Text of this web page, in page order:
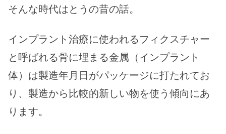
そんな時代はとうの昔の話。
インプラント治療に使われるフィクスチャー
と呼ばれる骨に埋まる金属（インプラント
体）は製造年月日がパッケージに打たれてお
り、製造から比較的新しい物を使う傾向にあ
ります。